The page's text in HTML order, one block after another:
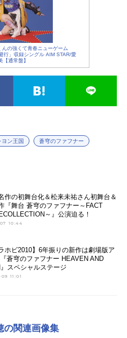
んの強くて青春ニューゲーム
行」収録シングル AIM STAR/愛
【通常盤】
ヨン王国 蒼穹のファフナー
作の初舞台化＆松来未祐さん初舞台＆
『舞台 蒼穹のファフナー～FACT
～』公演迫る！
10:44
ホビ2010】6年振りの新作は劇場版ア
蒼穹のファフナー HEAVEN AND
スペシャルステージ
11:01
の関連画像集